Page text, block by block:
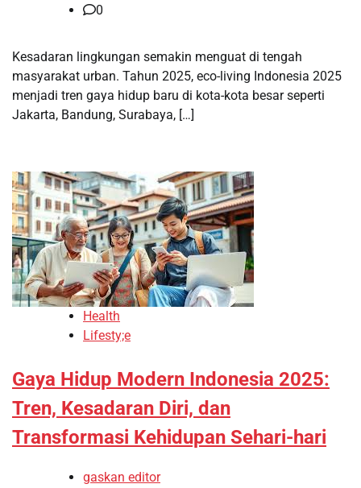
0
Kesadaran lingkungan semakin menguat di tengah
masyarakat urban. Tahun 2025, eco-living Indonesia 2025
menjadi tren gaya hidup baru di kota-kota besar seperti
Jakarta, Bandung, Surabaya, […]
Health
Lifesty;e
Gaya Hidup Modern Indonesia 2025:
Tren, Kesadaran Diri, dan
Transformasi Kehidupan Sehari-hari
gaskan editor